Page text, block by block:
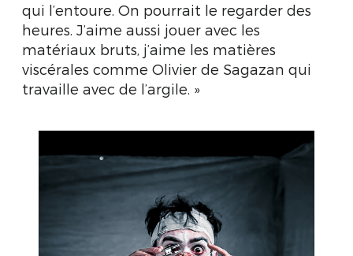
qui l’entoure. On pourrait le regarder des
heures. J’aime aussi jouer avec les
matériaux bruts, j’aime les matières
viscérales comme Olivier de Sagazan qui
travaille avec de l’argile. »